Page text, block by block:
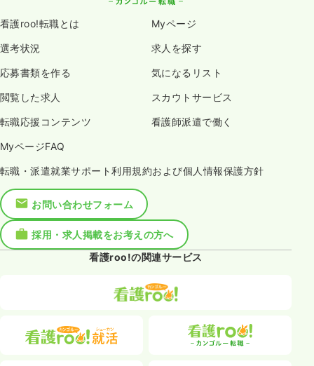
看護roo!転職とは Myページ
選考状況 求人を探す
応募書類を作る 気になるリスト
閲覧した求人 スカウトサービス
転職応援コンテンツ 看護師派遣で働く
MyページFAQ
転職・派遣就業サポート利用規約および個人情報保護方針
お問い合わせフォーム
採用・求人掲載をお考えの方へ
看護roo!の関連サービス